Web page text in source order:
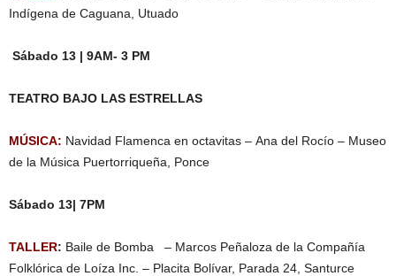
Indígena de Caguana, Utuado
Sábado 13 | 9AM- 3 PM
TEATRO BAJO LAS ESTRELLAS
MÚSICA: Navidad Flamenca en octavitas – Ana del Rocío – Museo
de la Música Puertorriqueña, Ponce
Sábado 13| 7PM
TALLER: Baile de Bomba – Marcos Peñaloza de la Compañía
Folklórica de Loíza Inc. – Placita Bolívar, Parada 24, Santurce